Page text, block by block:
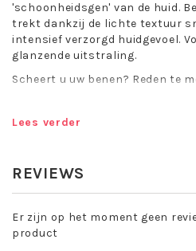
'schoonheidsgen' van de huid.
trekt dankzij de lichte textuur
intensief verzorgd huidgevoel.
glanzende uitstraling.
Scheert u uw benen? Reden te
bewegingen inmasseren.
Werkstoffen:
Lees verder
REVIEWS
Er zijn op het moment geen
product